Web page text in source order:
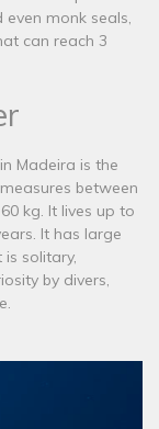
even monk seals,
can reach 3
Madeira is the
between
kg. It lives up to
It has large
solitary,
by divers,